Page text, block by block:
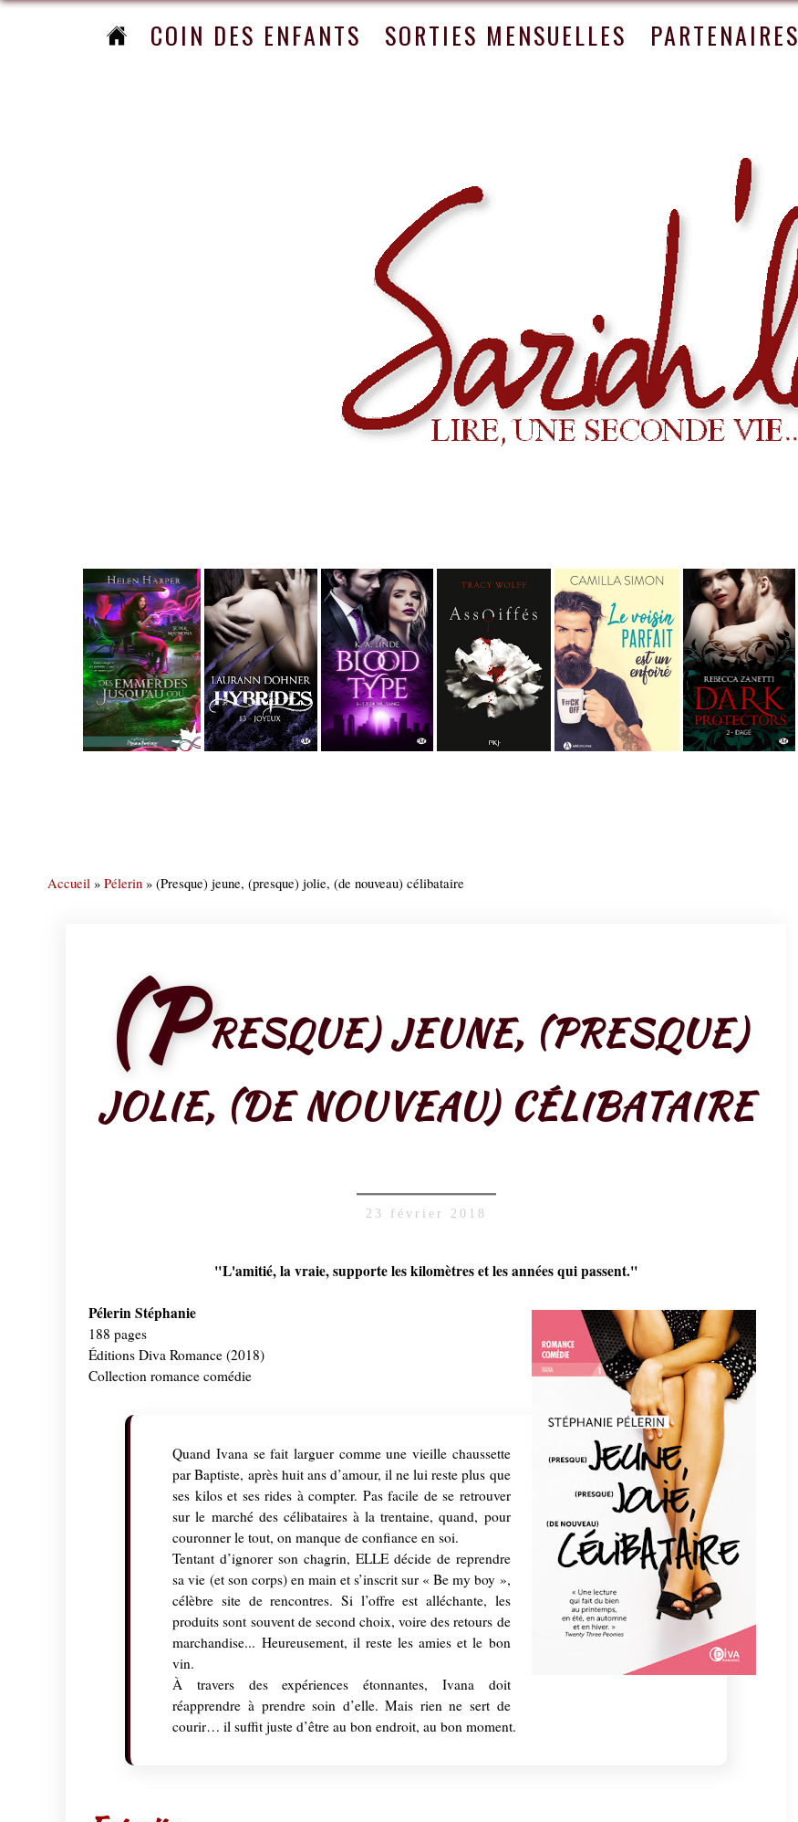
COIN DES ENFANTS SORTIES MENSUELLES PARTENAIRES
Accueil » Pélerin » (Presque) jeune, (presque) jolie, (de nouveau) célibataire
(PRESQUE) JEUNE, (PRESQUE)
JOLIE, (DE NOUVEAU) CÉLIBATAIRE
23 février 2018
"L'amitié, la vraie, supporte les kilomètres et les années qui passent."
Pélerin Stéphanie
188 pages
Éditions Diva Romance (2018)
Collection romance comédie
Quand Ivana se fait larguer comme une vieille chaussette
par Baptiste, après huit ans d’amour, il ne lui reste plus que
ses kilos et ses rides à compter. Pas facile de se retrouver
sur le marché des célibataires à la trentaine, quand, pour
couronner le tout, on manque de confiance en soi.
Tentant d’ignorer son chagrin, ELLE décide de reprendre
sa vie (et son corps) en main et s’inscrit sur « Be my boy »,
célèbre site de rencontres. Si l’offre est alléchante, les
produits sont souvent de second choix, voire des retours de
marchandise... Heureusement, il reste les amies et le bon
vin.
À travers des expériences étonnantes, Ivana doit
réapprendre à prendre soin d’elle. Mais rien ne sert de
courir… il suffit juste d’être au bon endroit, au bon moment.